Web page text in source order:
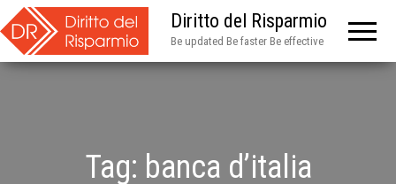
Diritto del Risparmio
Be updated Be faster Be effective
Tag: banca d’italia